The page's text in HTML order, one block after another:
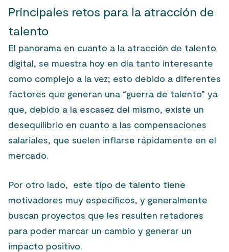
Principales retos para la atracción de
talento
El panorama en cuanto a la atracción de talento
digital, se muestra hoy en día tanto interesante
como complejo a la vez; esto debido a diferentes
factores que generan una “guerra de talento” ya
que, debido a la escasez del mismo, existe un
desequilibrio en cuanto a las compensaciones
salariales, que suelen inflarse rápidamente en el
mercado.
Por otro lado, este tipo de talento tiene
motivadores muy específicos, y generalmente
buscan proyectos que les resulten retadores
para poder marcar un cambio y generar un
impacto positivo.